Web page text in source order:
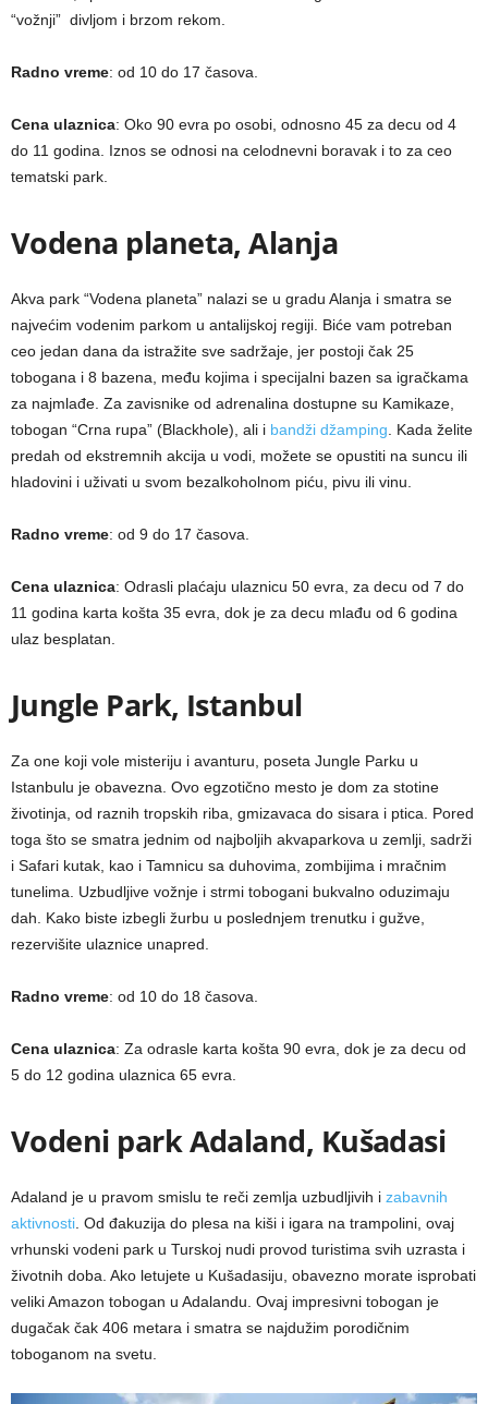
“vožnji” divljom i brzom rekom.
Radno vreme: od 10 do 17 časova.
Cena ulaznica: Oko 90 evra po osobi, odnosno 45 za decu od 4
do 11 godina. Iznos se odnosi na celodnevni boravak i to za ceo
tematski park.
Vodena planeta, Alanja
Akva park “Vodena planeta” nalazi se u gradu Alanja i smatra se
najvećim vodenim parkom u antalijskoj regiji. Biće vam potreban
ceo jedan dana da istražite sve sadržaje, jer postoji čak 25
tobogana i 8 bazena, među kojima i specijalni bazen sa igračkama
za najmlađe. Za zavisnike od adrenalina dostupne su Kamikaze,
tobogan “Crna rupa” (Blackhole), ali i bandži džamping . Kada želite
predah od ekstremnih akcija u vodi, možete se opustiti na suncu ili
hladovini i uživati u svom bezalkoholnom piću, pivu ili vinu.
Radno vreme: od 9 do 17 časova.
Cena ulaznica: Odrasli plaćaju ulaznicu 50 evra, za decu od 7 do
11 godina karta košta 35 evra, dok je za decu mlađu od 6 godina
ulaz besplatan.
Jungle Park, Istanbul
Za one koji vole misteriju i avanturu, poseta Jungle Parku u
Istanbulu je obavezna. Ovo egzotično mesto je dom za stotine
životinja, od raznih tropskih riba, gmizavaca do sisara i ptica. Pored
toga što se smatra jednim od najboljih akvaparkova u zemlji, sadrži
i Safari kutak, kao i Tamnicu sa duhovima, zombijima i mračnim
tunelima. Uzbudljive vožnje i strmi tobogani bukvalno oduzimaju
dah. Kako biste izbegli žurbu u poslednjem trenutku i gužve,
rezervišite ulaznice unapred.
Radno vreme: od 10 do 18 časova.
Cena ulaznica: Za odrasle karta košta 90 evra, dok je za decu od
5 do 12 godina ulaznica 65 evra.
Vodeni park Adaland, Kušadasi
Adaland je u pravom smislu te reči zemlja uzbudljivih i zabavnih
aktivnosti . Od đakuzija do plesa na kiši i igara na trampolini, ovaj
vrhunski vodeni park u Turskoj nudi provod turistima svih uzrasta i
životnih doba. Ako letujete u Kušadasiju, obavezno morate isprobati
veliki Amazon tobogan u Adalandu. Ovaj impresivni tobogan je
dugačak čak 406 metara i smatra se najdužim porodičnim
toboganom na svetu.